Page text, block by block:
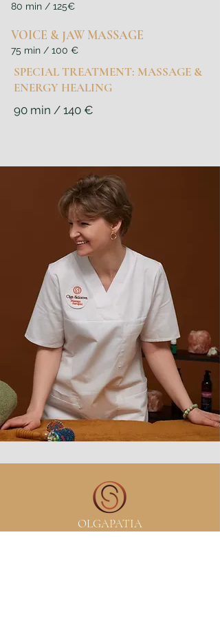
80 min / 125€
VOICE & JAW MASSAGE
75 min / 100 €
SPECIAL TREATMENT: MASSAGE &
ENERGY HEALING
90 min / 140 €
OLGAPATIA